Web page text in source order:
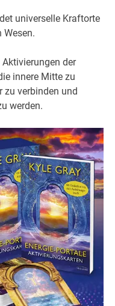
universelle Kraftorte
der
innere Mitte zu
zu verbinden und
werden.